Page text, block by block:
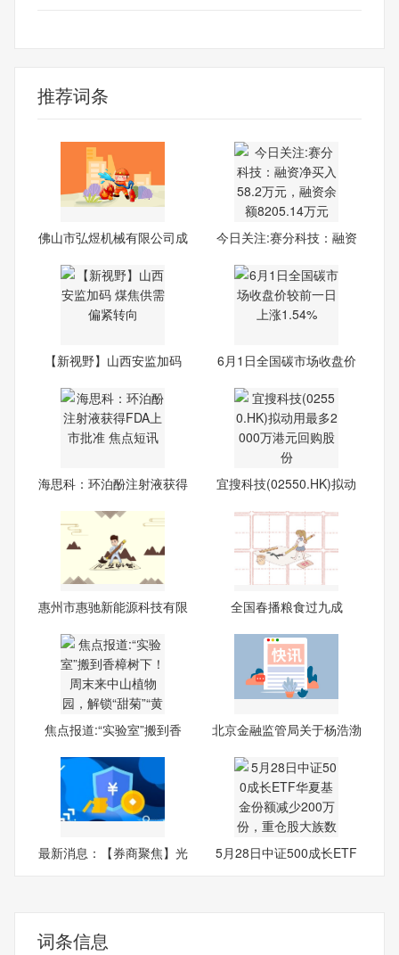
推荐词条
佛山市弘煜机械有限公司成
今日关注:赛分科技：融资
【新视野】山西安监加码
6月1日全国碳市场收盘价
海思科：环泊酚注射液获得
宜搜科技(02550.HK)拟动
惠州市惠驰新能源科技有限
全国春播粮食过九成
焦点报道:“实验室”搬到香
北京金融监管局关于杨浩渤
最新消息：【券商聚焦】光
5月28日中证500成长ETF
词条信息